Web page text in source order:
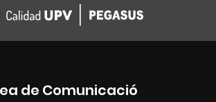
de Comunicació